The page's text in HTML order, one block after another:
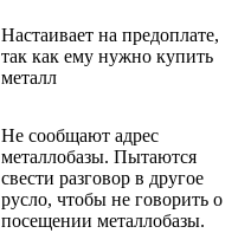
Настаивает на предоплате,
так как ему нужно купить
металл
Не сообщают адрес
металлобазы. Пытаются
свести разговор в другое
русло, чтобы не говорить о
посещении металлобазы.